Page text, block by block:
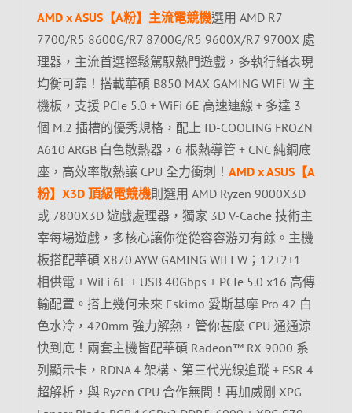
AMD x ASUS【A粉】主流電競機選用 AMD R7
7700/R5 8600G/R7 8700G/R5 9600X/R7 9700X 處
理器，主流首選輕鬆駕馭熱門遊戲，多執行緒表現
均衡可靠！搭載華碩 B850 MAX GAMING WIFI W 主
機板，支援 PCIe 5.0 + WiFi 6E 高速連線 + 多達 3
個 M.2 插槽的優秀規格，配上 ID-COOLING FROZN
A610 ARGB 白色散熱器，6 根熱導管 + CNC 純銅底
座，高效率散熱讓 CPU 全力衝刺！ AMD x ASUS【A
粉】X3D 頂級電競機則選用 AMD Ryzen 9000X3D
或 7800X3D 遊戲處理器，獨家 3D V-Cache 技術主
宰每場遊戲，多核心讓你從從容容游刃有餘。主機
板搭配華碩 X870 AYW GAMING WIFI W；12+2+1
相供電 + WiFi 6E + USB 40Gbps + PCIe 5.0 x16 高傳
輸配置。搭上幾何未來 Eskimo 愛斯基摩 Pro 42 白
色水冷，420mm 強力解熱，管你甚麼 CPU 通通涼
快到底！兩套主機皆配華碩 Radeon™ RX 9000 系
列顯示卡，RDNA 4 架構、第三代光線追蹤 + FSR 4
超解析，與 Ryzen CPU 合作無間！再加威剛 XPG